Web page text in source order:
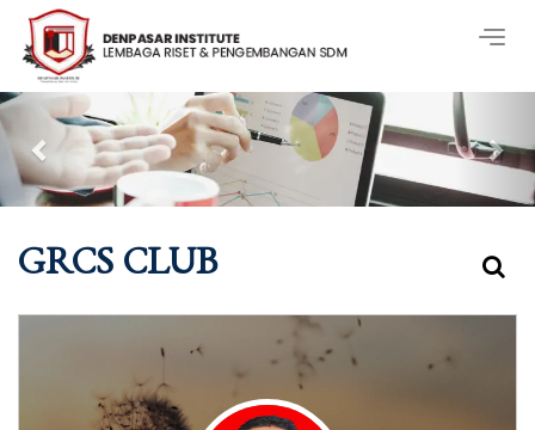
Previous
GRCS CLUB